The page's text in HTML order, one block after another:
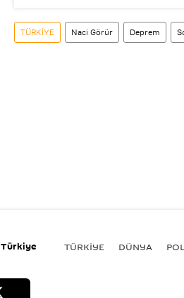
TÜRKİYE Naci Görür Deprem
Türkiye TÜRKIYE DÜNYA